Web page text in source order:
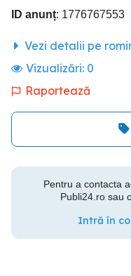
ID anunț: 1776767553
Vezi detalii pe
Vizualizări: 0
Raportează
Pentru a contacta
Publi24.ro sau
Intră în